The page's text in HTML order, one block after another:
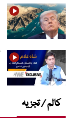
کالم / تجزیہ